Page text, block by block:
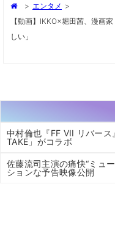
> エンタメ >
【動画】IKKO×堀田茜、漫画
しい」
中村倫也『FF VII リバー
TAKE」がコラボ
佐藤流司主演の痛快“ミュ
ションな予告映像公開